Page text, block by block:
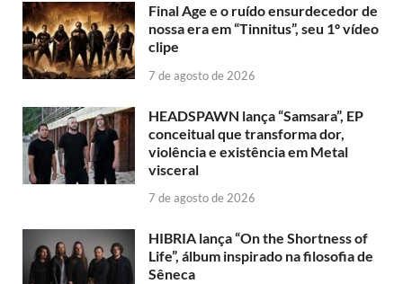
Final Age e o ruído ensurdecedor de
nossa era em “Tinnitus”, seu 1º vídeo
clipe
7 de agosto de 2026
HEADSPAWN lança “Samsara”, EP
conceitual que transforma dor,
violência e existência em Metal
visceral
7 de agosto de 2026
HIBRIA lança “On the Shortness of
Life”, álbum inspirado na filosofia de
Sêneca